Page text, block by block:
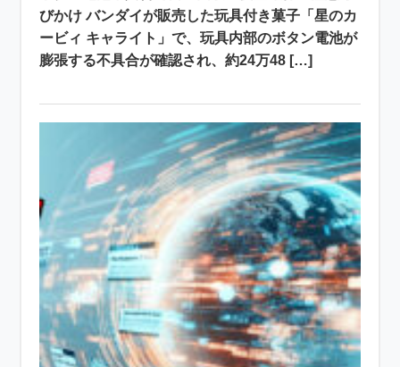
びかけ バンダイが販売した玩具付き菓子「星のカ
ービィ キャライト」で、玩具内部のボタン電池が
膨張する不具合が確認され、約24万48 […]